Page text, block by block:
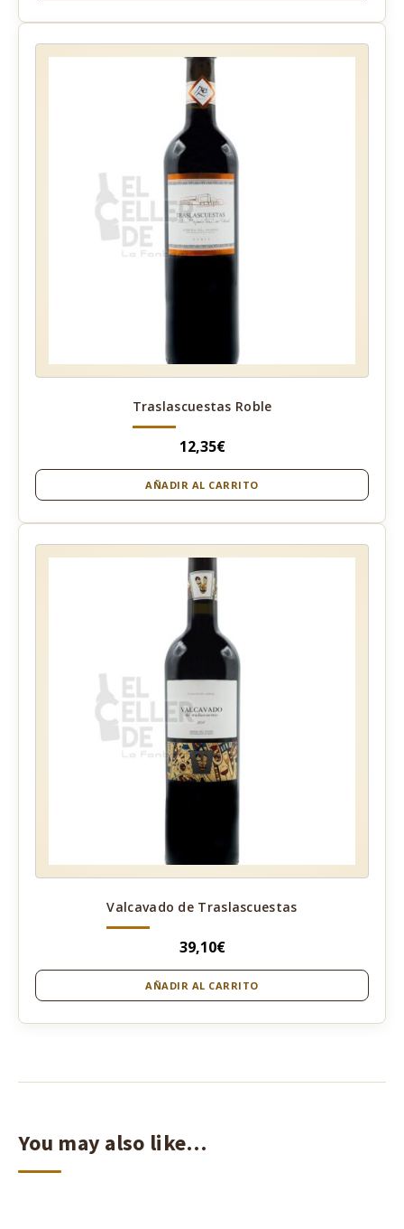
Traslascuestas Roble
12,35€
AÑADIR AL CARRITO
Valcavado de Traslascuestas
39,10€
AÑADIR AL CARRITO
You may also like…